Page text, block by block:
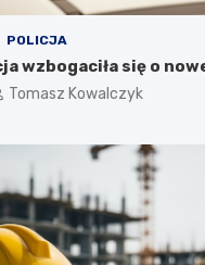
POLICJA
wzbogaciła się o
Tomasz Kowalczyk